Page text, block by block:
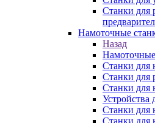
Станки для
Намоточные
Назад
Станки для
Станки для
Станки для
Устройства
Станки для
Станки для